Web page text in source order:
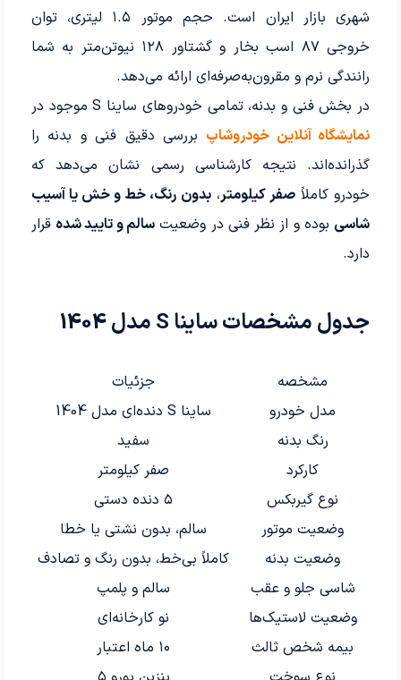
شهری بازار ایران است. حجم موتور ۱.۵ لیتری، توان
خروجی ۸۷ اسب بخار و گشتاور ۱۲۸ نیوتن‌متر به شما
رانندگی نرم و مقرون‌به‌صرفه‌ای ارائه می‌دهد.
در بخش فنی و بدنه، تمامی خودروهای ساینا S موجود در
نمایشگاه آنلاین خودروشاپ بررسی دقیق فنی و بدنه را
گذرانده‌اند. نتیجه کارشناسی رسمی نشان می‌دهد که
خودرو کاملاًصفر کیلومتر،بدون رنگ، خط و خش یا آسیب
شاسی بوده و از نظر فنی در وضعیتسالم و تایید شده قرار
دارد.
جدول مشخصات ساینا S مدل 1404
مشخصه
جزئیات
مدل خودرو
ساینا S دنده‌ای مدل 1404
رنگ بدنه
سفید
کارکرد
صفر کیلومتر
نوع گیربکس
۵ دنده دستی
وضعیت موتور
سالم، بدون نشتی یا خطا
وضعیت بدنه
کاملاً بی‌خط، بدون رنگ و تصادف
شاسی جلو و عقب
سالم و پلمپ
وضعیت لاستیک‌ها
نو کارخانه‌ای
بیمه شخص ثالث
۱۰ ماه اعتبار